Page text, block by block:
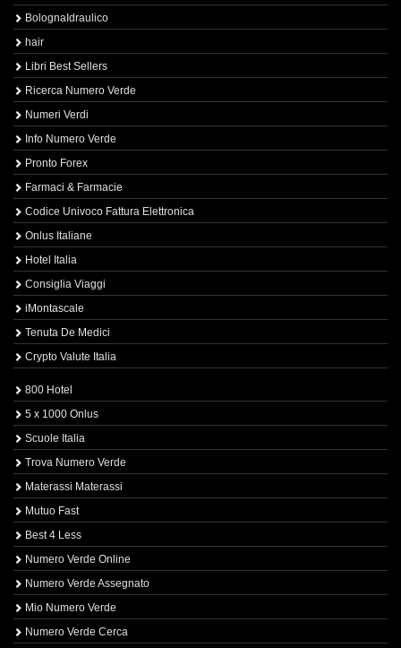
BolognaIdraulico
hair
Libri Best Sellers
Ricerca Numero Verde
Numeri Verdi
Info Numero Verde
Pronto Forex
Farmaci & Farmacie
Codice Univoco Fattura Elettronica
Onlus Italiane
Hotel Italia
Consiglia Viaggi
iMontascale
Tenuta De Medici
Crypto Valute Italia
800 Hotel
5 x 1000 Onlus
Scuole Italia
Trova Numero Verde
Materassi Materassi
Mutuo Fast
Best 4 Less
Numero Verde Online
Numero Verde Assegnato
Mio Numero Verde
Numero Verde Cerca